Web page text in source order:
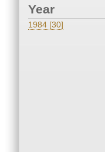
Year
1984 [30]